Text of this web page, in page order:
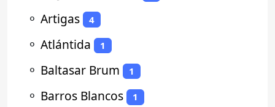
⚬ Artigas 4
⚬ Atlántida 1
⚬ Baltasar Brum 1
⚬ Barros Blancos 1